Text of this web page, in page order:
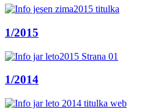
1/2015
1/2014